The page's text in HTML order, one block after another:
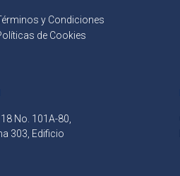
y Condiciones
de Cookies
No. 101A-80,
303, Edificio